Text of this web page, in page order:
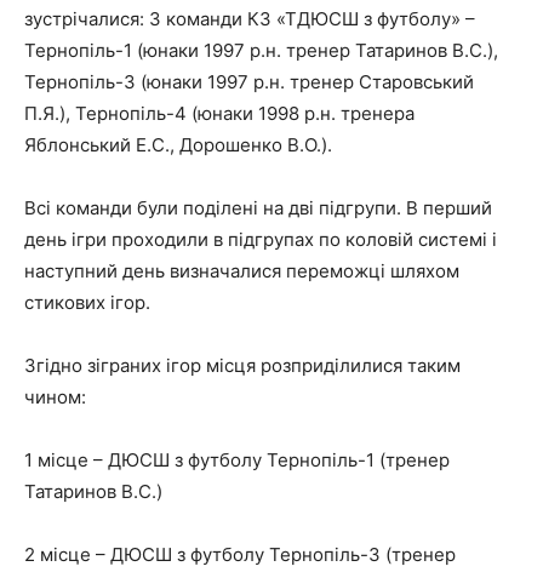
зустрічалися: 3 команди КЗ «ТДЮСШ з футболу» –
Тернопіль-1 (юнаки 1997 р.н. тренер Татаринов В.С.),
Тернопіль-3 (юнаки 1997 р.н. тренер Старовський
П.Я.), Тернопіль-4 (юнаки 1998 р.н. тренера
Яблонський Е.С., Дорошенко В.О.).
Всі команди були поділені на дві підгрупи. В перший
день ігри проходили в підгрупах по коловій системі і
наступний день визначалися переможці шляхом
стикових ігор.
Згідно зіграних ігор місця розприділилися таким
чином:
1 місце – ДЮСШ з футболу Тернопіль-1 (тренер
Татаринов В.С.)
2 місце – ДЮСШ з футболу Тернопіль-3 (тренер